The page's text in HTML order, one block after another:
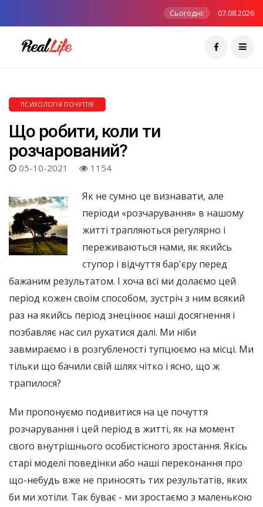
Сьогодні: 07.08.2026
ПСИХОЛОГІЯ ПОЧУТТІВ
Що робити, коли ти
розчарований?
05-10-2021 1154
Як не сумно це визнавати, але
періоди «розчарування» в нашому
житті трапляються регулярно і
переживаються нами, як якийсь
ступор і відчуття бар'єру перед
бажаним результатом. І хоча всі ми долаємо цей
період кожен своїм способом, зустріч з ним всякий
раз на якийсь період знецінює наші досягнення і
позбавляє нас сил рухатися далі. Ми ніби
завмираємо і в розгубленості тупцюємо на місці. Ми
тільки що бачили свій шлях чітко і ясно, що ж
трапилося?
Ми пропонуємо подивитися на це почуття
розчарування і цей період в житті, як на момент
свого внутрішнього особистісного зростання. Якісь
старі моделі поведінки або наші переконання про
що-небудь вже не приносять тих результатів, яких
би ми хотіли. Так буває - ми зростаємо з маленькою